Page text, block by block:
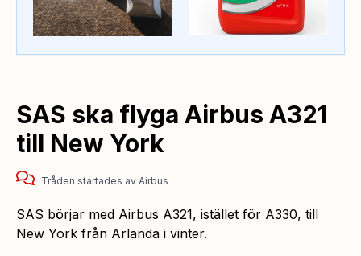
SAS ska flyga Airbus A321
till New York
Tråden startades av Airbus
SAS börjar med Airbus A321, istället för A330, till
New York från Arlanda i vinter.